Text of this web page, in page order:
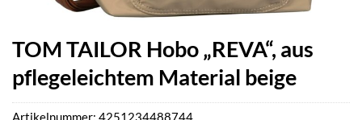
TOM TAILOR Hobo „REVA“, aus
pflegeleichtem Material beige
Artikelnummer: 4251234488744